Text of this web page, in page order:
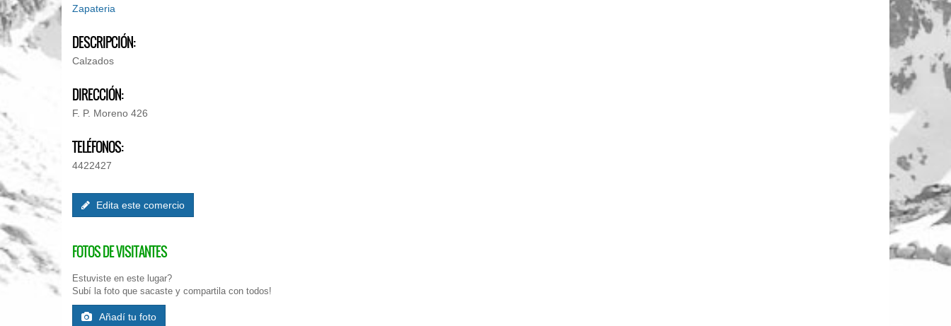
Zapateria
DESCRIPCIÓN:
Calzados
DIRECCIÓN:
F. P. Moreno 426
TELÉFONOS:
4422427
Edita este comercio
FOTOS DE VISITANTES
Estuviste en este lugar?
Subí la foto que sacaste y compartila con todos!
Añadí tu foto